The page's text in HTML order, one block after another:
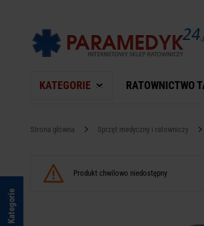
KATEGORIE RATOWNICTWO
Strona główna Sprzęt medyczny i ratowniczy
Kategorie
Produkt chwilowo niedostępny